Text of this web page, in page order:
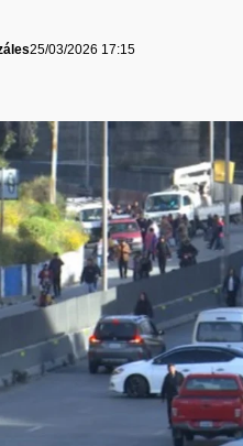
25/03/2026 17:15